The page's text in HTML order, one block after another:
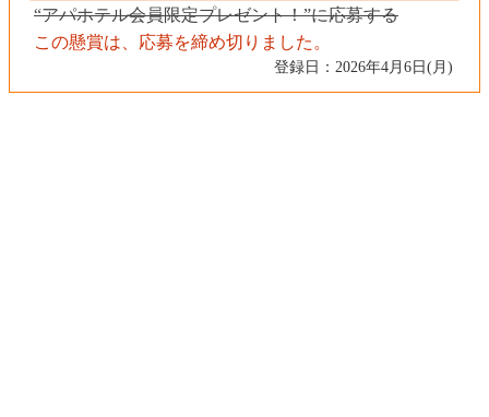
“アパホテル会員限定プレゼント！”に応募する
この懸賞は、応募を締め切りました。
登録日：2026年4月6日(月)